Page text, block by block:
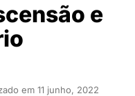
e
em 11 junho, 2022